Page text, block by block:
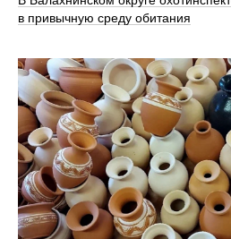
в привычную среду обитания